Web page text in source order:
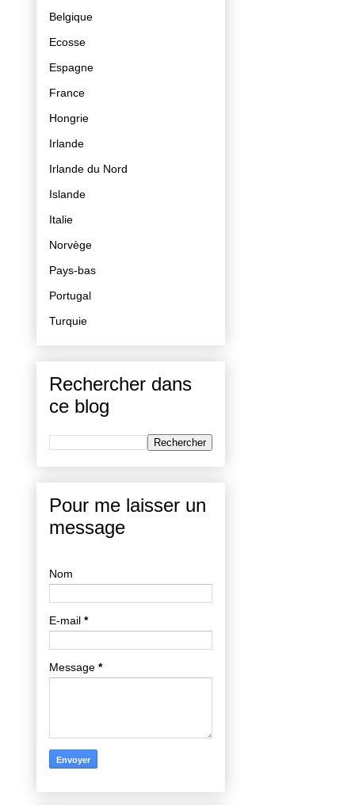
Belgique
Ecosse
Espagne
France
Hongrie
Irlande
Irlande du Nord
Islande
Italie
Norvège
Pays-bas
Portugal
Turquie
Rechercher dans
ce blog
Pour me laisser un
message
Nom
E-mail *
Message *